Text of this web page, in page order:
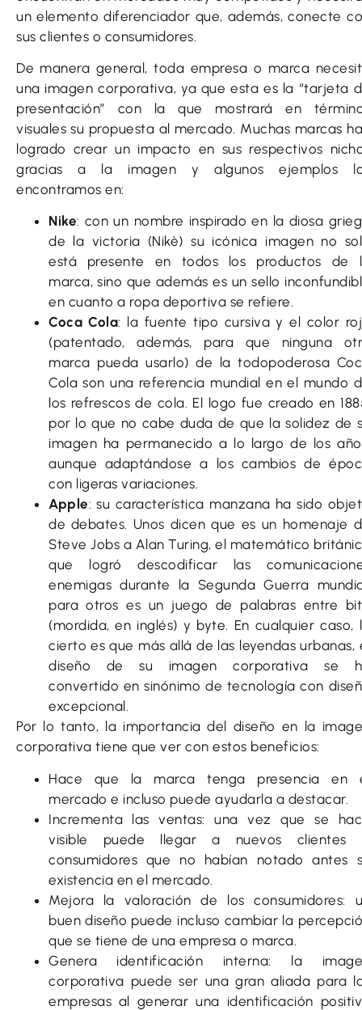
un elemento diferenciador que, además, conecte
sus clientes o consumidores.
De manera general, toda empresa o marca
una imagen corporativa, ya que esta es la “tarjeta
presentación” con la que mostrará en
visuales su propuesta al mercado. Muchas marcas
logrado crear un impacto en sus respectivos
gracias a la imagen y algunos ejemplos
encontramos en:
Nike: con un nombre inspirado en la diosa
de la victoria (Nikè) su icónica imagen no
está presente en todos los productos de
marca, sino que además es un sello
en cuanto a ropa deportiva se refiere.
Coca Cola: la fuente tipo cursiva y el color
(patentado, además, para que ninguna
marca pueda usarlo) de la todopoderosa
Cola son una referencia mundial en el mundo
los refrescos de cola. El logo fue creado en
por lo que no cabe duda de que la solidez de
imagen ha permanecido a lo largo de los
aunque adaptándose a los cambios de
con ligeras variaciones.
Apple: su característica manzana ha sido
de debates. Unos dicen que es un homenaje
Steve Jobs a Alan Turing, el matemático
que logró descodificar las
enemigas durante la Segunda Guerra
para otros es un juego de palabras entre
(mordida, en inglés) y byte. En cualquier caso,
cierto es que más allá de las leyendas urbanas,
diseño de su imagen corporativa se
convertido en sinónimo de tecnología con
excepcional.
Por lo tanto, la importancia del diseño en la
corporativa tiene que ver con estos beneficios:
Hace que la marca tenga presencia en
mercado e incluso puede ayudarla a destacar.
Incrementa las ventas: una vez que se
visible puede llegar a nuevos clientes
consumidores que no habían notado antes
existencia en el mercado.
Mejora la valoración de los consumidores:
buen diseño puede incluso cambiar la
que se tiene de una empresa o marca.
Genera identificación interna: la
corporativa puede ser una gran aliada para
empresas al generar una identificación